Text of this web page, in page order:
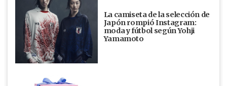
La camiseta de la selección de
Japón rompió Instagram:
moda y fútbol según Yohji
Yamamoto